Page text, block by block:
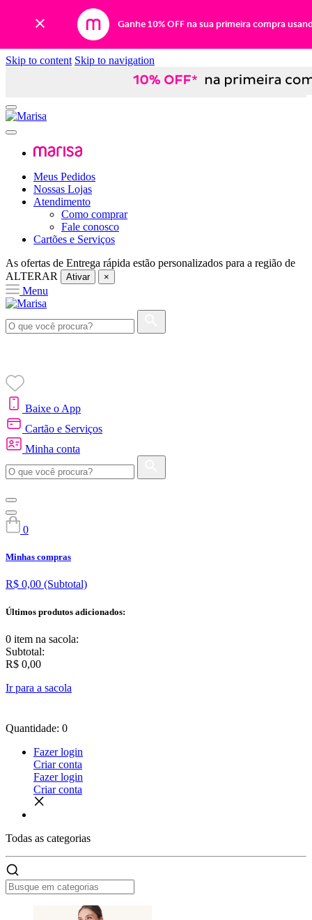
Ganhe 10% OFF na sua primeira compra
Skip to content Skip to navigation
Meus Pedidos
Nossas Lojas
Atendimento
Como comprar
Fale conosco
Cartões e Serviços
As ofertas de Entrega rápida estão personalizados para a região de
ALTERAR
Ativar ×
Menu
Baixe o App
Cartão e Serviços
Minha conta
0
Minhas compras
R$ 0,00 (Subtotal)
Últimos produtos adicionados:
0 item na sacola:
Subtotal:
R$ 0,00
Ir para a sacola
Quantidade: 0
Fazer login
Criar conta
Fazer login
Criar conta
Todas as categorias